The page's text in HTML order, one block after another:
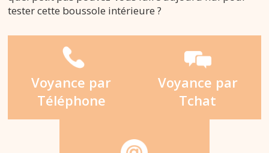
tester cette boussole intérieure ?
Voyance par
Téléphone
Voyance par
Tchat